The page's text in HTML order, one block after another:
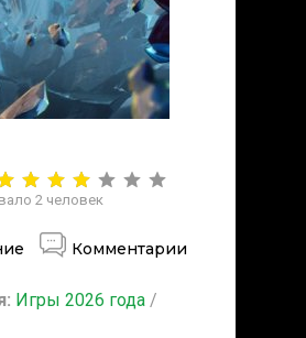
2 человек
Комментарии
Игры 2026 года /